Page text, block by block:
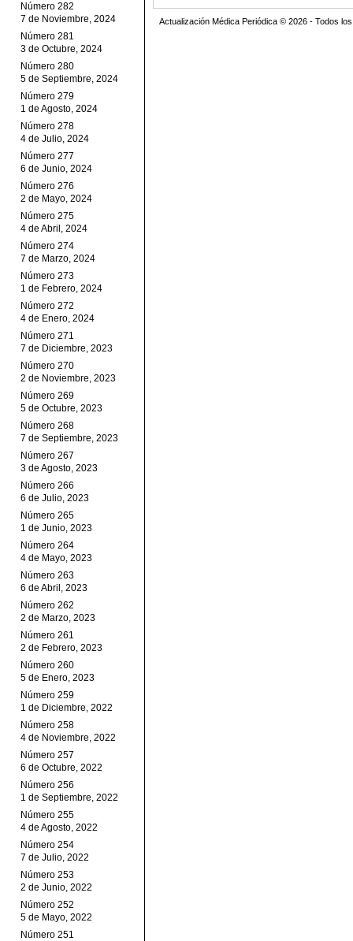
Número 282
7 de Noviembre, 2024
Número 281
3 de Octubre, 2024
Número 280
5 de Septiembre, 2024
Número 279
1 de Agosto, 2024
Número 278
4 de Julio, 2024
Número 277
6 de Junio, 2024
Número 276
2 de Mayo, 2024
Número 275
4 de Abril, 2024
Número 274
7 de Marzo, 2024
Número 273
1 de Febrero, 2024
Número 272
4 de Enero, 2024
Número 271
7 de Diciembre, 2023
Número 270
2 de Noviembre, 2023
Número 269
5 de Octubre, 2023
Número 268
7 de Septiembre, 2023
Número 267
3 de Agosto, 2023
Número 266
6 de Julio, 2023
Número 265
1 de Junio, 2023
Número 264
4 de Mayo, 2023
Número 263
6 de Abril, 2023
Número 262
2 de Marzo, 2023
Número 261
2 de Febrero, 2023
Número 260
5 de Enero, 2023
Número 259
1 de Diciembre, 2022
Número 258
4 de Noviembre, 2022
Número 257
6 de Octubre, 2022
Número 256
1 de Septiembre, 2022
Número 255
4 de Agosto, 2022
Número 254
7 de Julio, 2022
Número 253
2 de Junio, 2022
Número 252
5 de Mayo, 2022
Número 251
Actualización Médica Periódica © 2026 - Todos